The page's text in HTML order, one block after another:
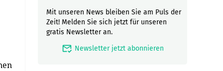
Mit unseren News bleiben Sie am Puls der
Zeit! Melden Sie sich jetzt für unseren
gratis Newsletter an.
mark_email_read Newsletter jetzt abonnieren